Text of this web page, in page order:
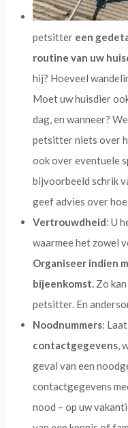
petsitter een
routine van uw
hij? Hoeveel
Moet uw huisdier
dag, en wanneer?
petsitter niets over
ook over eventuele
bijvoorbeeld schrik
geef advies over
Vertrouwdheid: U
waarmee het zowel
Organiseer indien
bijeenkomst. Zo
petsitter. En
Noodnummers:
contactgegevens,
geval van een
contactgegevens
nood – op uw